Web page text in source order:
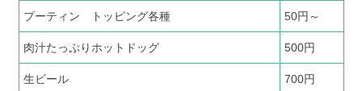
プーティン トッピング各種 50円～
肉汁たっぷりホットドッグ 500円
生ビール 700円